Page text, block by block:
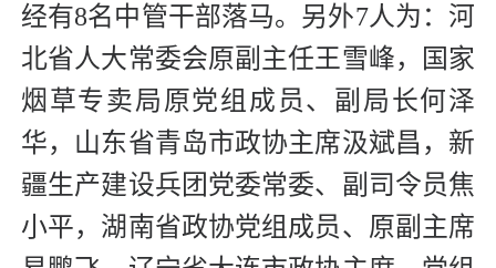
经有8名中管干部落马。另外7人为：河
北省人大常委会原副主任王雪峰，国家
烟草专卖局原党组成员、副局长何泽
华，山东省青岛市政协主席汲斌昌，新
疆生产建设兵团党委常委、副司令员焦
小平，湖南省政协党组成员、原副主席